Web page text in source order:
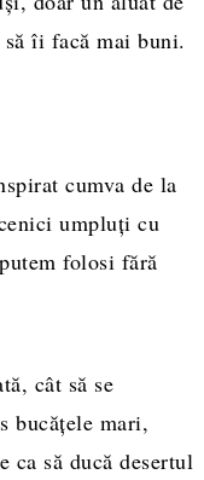
îi facă mai buni.
cumva de la
umpluți cu
folosi fără
cât să se
bucățele mari,
să ducă desertul